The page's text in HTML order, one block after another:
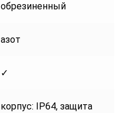
обрезиненный
азот
✓
корпус: IP64, защита